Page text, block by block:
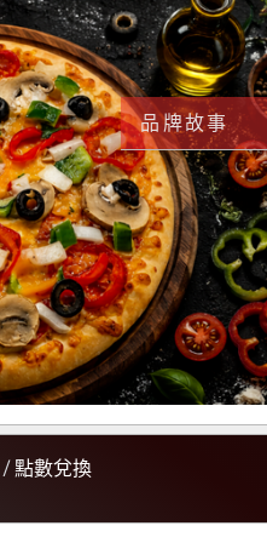
品牌故事
點數兌換